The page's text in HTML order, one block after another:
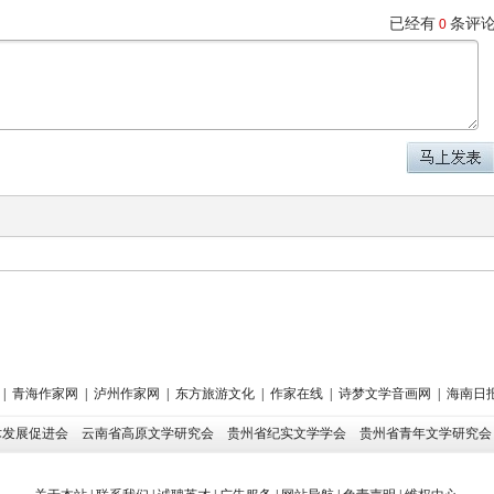
已经有 0 条评
| 青海作家网 | 泸州作家网 | 东方旅游文化 | 作家在线 | 诗梦文学音画网 | 海南日
展促进会 云南省高原文学研究会 贵州省纪实文学学会 贵州省青年文学研究会